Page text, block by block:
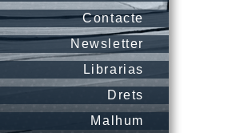
Contacte
Newsletter
Librarias
Drets
Malhum